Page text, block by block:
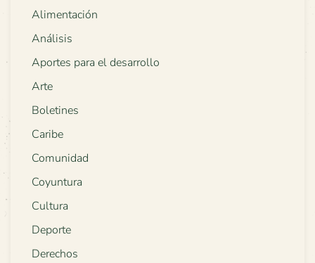
Alimentación
Análisis
Aportes para el desarrollo
Arte
Boletines
Caribe
Comunidad
Coyuntura
Cultura
Deporte
Derechos